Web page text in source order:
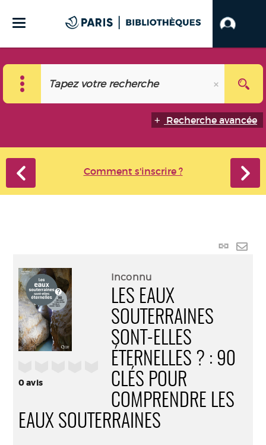
Recherche avancée
Comment s'inscrire ?
Lien
0avis
Inconnu
LES EAUX
SOUTERRAINES
SONT-ELLES
ÉTERNELLES ? : 90
CLÉS POUR
COMPRENDRE LES
EAUX SOUTERRAINES